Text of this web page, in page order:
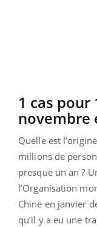
1 cas pour
novembre
Quelle est
millions de
presque un an ?
l’Organisation
Chine en janvier
qu’il y a eu une